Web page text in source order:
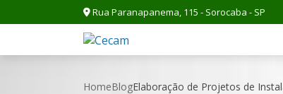
Rua Paranapanema, 115 - Sorocaba - SP
HomeBlogElaboração de Projetos de